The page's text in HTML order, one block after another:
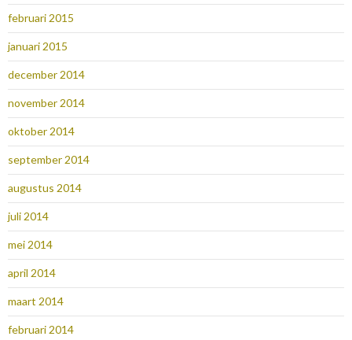
februari 2015
januari 2015
december 2014
november 2014
oktober 2014
september 2014
augustus 2014
juli 2014
mei 2014
april 2014
maart 2014
februari 2014